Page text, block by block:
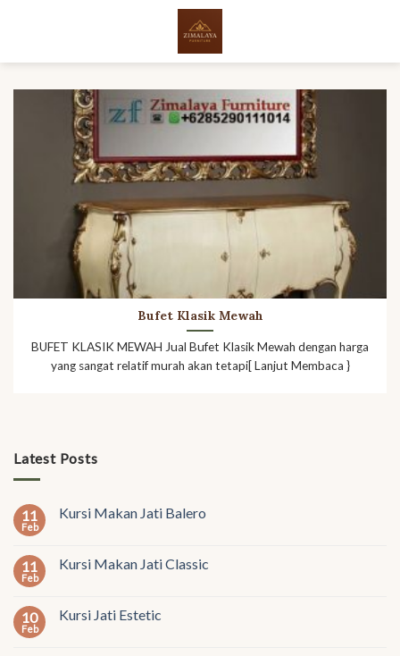
Latest Posts
11
Feb
Kursi Makan Jati Balero
11
Feb
Kursi Makan Jati Classic
10
Feb
Kursi Jati Estetic
Bufet Klasik Mewah
BUFET KLASIK MEWAH Jual Bufet Klasik Mewah dengan harga
yang sangat relatif murah akan tetapi[ Lanjut Membaca }